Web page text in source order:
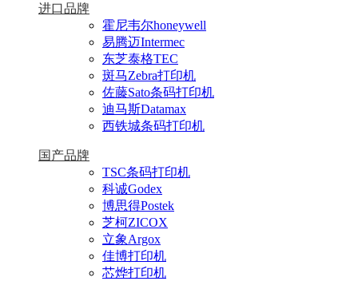
进口品牌
霍尼韦尔honeywell
易腾迈Intermec
东芝泰格TEC
斑马Zebra打印机
佐藤Sato条码打印机
迪马斯Datamax
西铁城条码打印机
国产品牌
TSC条码打印机
科诚Godex
博思得Postek
芝柯ZICOX
立象Argox
佳博打印机
芯烨打印机